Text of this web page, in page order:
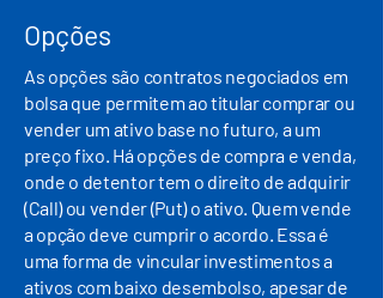
Opções
As opções são contratos negociados em
bolsa que permitem ao titular comprar ou
vender um ativo base no futuro, a um
preço fixo. Há opções de compra e venda,
onde o detentor tem o direito de adquirir
(Call) ou vender (Put) o ativo. Quem vende
a opção deve cumprir o acordo. Essa é
uma forma de vincular investimentos a
ativos com baixo desembolso, apesar de